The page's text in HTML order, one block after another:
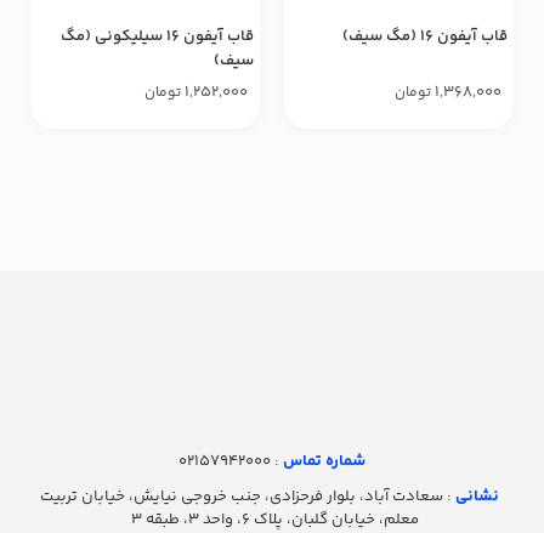
قاب آیفون ۱۶ (مگ سیف)
1,368,000 تومان
قاب آیفون ۱۶ سیلیکونی (مگ
سیف)
1,252,000 تومان
شماره تماس‌ : 02157942000
نشانی : سعادت آباد، بلوار فرحزادی، جنب خروجی نیایش، خیابان تربیت
معلم، خیابان گلبان، پلاک ۶، واحد ۳، طبقه ۳